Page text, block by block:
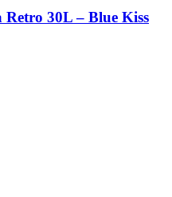
30L – Blue Kiss